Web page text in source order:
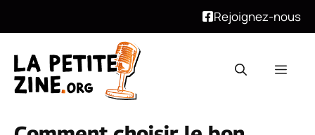
Rejoignez-nous
contenu